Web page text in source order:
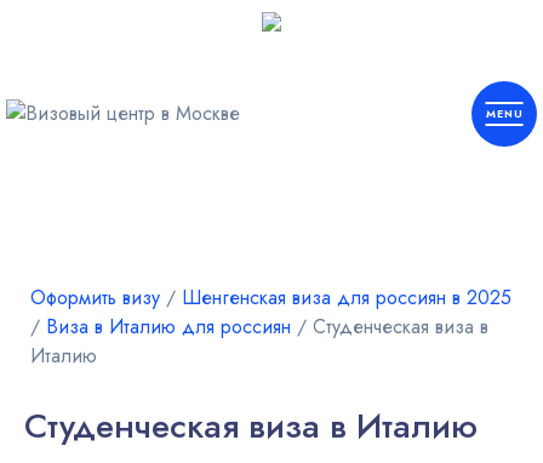
Оформить визу ∕ Шенгенская виза для россиян в 2025
∕ Виза в Италию для россиян ∕ Студенческая виза в
Италию
Студенческая виза в Италию
Шенген
Азия